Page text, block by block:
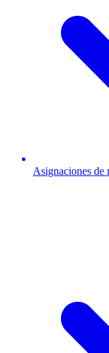
Asignaciones de